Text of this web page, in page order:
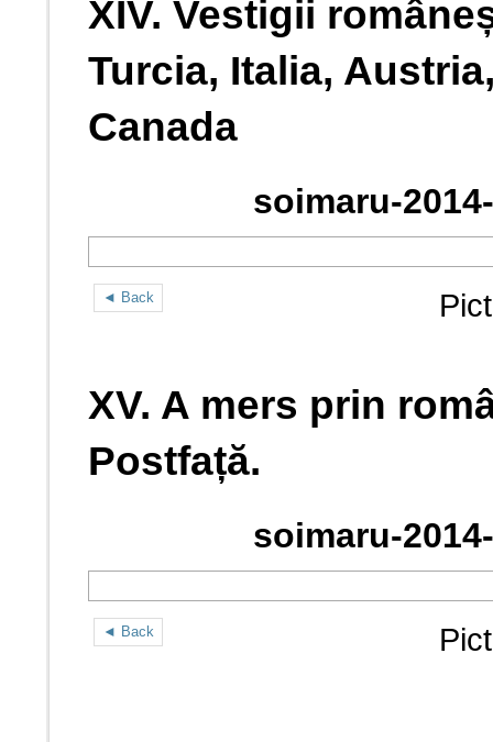
XIV. Vestigii
Turcia, Italia,
Canada
soimaru-
◄ Back
XV. A mers prin
Postfață.
soimaru-
◄ Back